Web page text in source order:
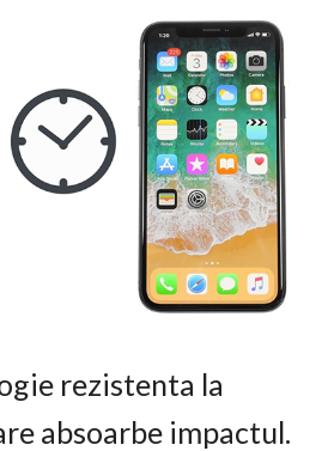
rezistenta la
absoarbe impactul.